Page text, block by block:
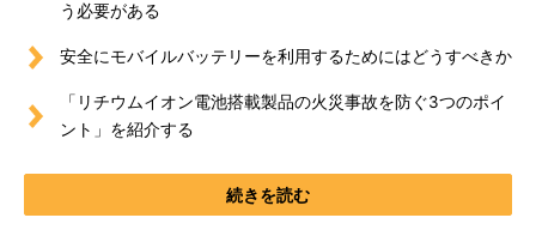
う必要がある
安全にモバイルバッテリーを利用するためにはどうすべきか
「リチウムイオン電池搭載製品の火災事故を防ぐ3つのポイ
ント」を紹介する
続きを読む